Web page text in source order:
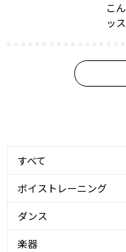
こ
ッ
すべて
ボイストレーニング
ダンス
楽器